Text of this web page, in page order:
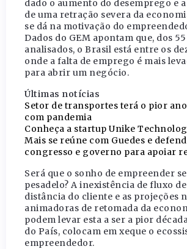
dado o aumento do desemprego e
de uma retração severa da
se dá na motivação do
Dados do GEM apontam que, dos
analisados, o Brasil está entre os
onde a falta de emprego é mais
para abrir um negócio.
Últimas notícias
Setor de transportes terá o pior
com pandemia
Conheça a startup Unike
Mais se reúne com Guedes e
congresso e governo para apoiar
Será que o sonho de empreender
pesadelo? A inexistência de fluxo
distância do cliente e as projeções
animadoras de retomada da
podem levar esta a ser a pior
do País, colocam em xeque o
empreendedor.